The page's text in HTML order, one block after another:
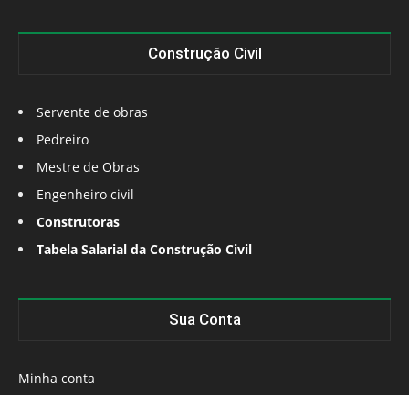
Construção Civil
Servente de obras
Pedreiro
Mestre de Obras
Engenheiro civil
Construtoras
Tabela Salarial da Construção Civil
Sua Conta
Minha conta